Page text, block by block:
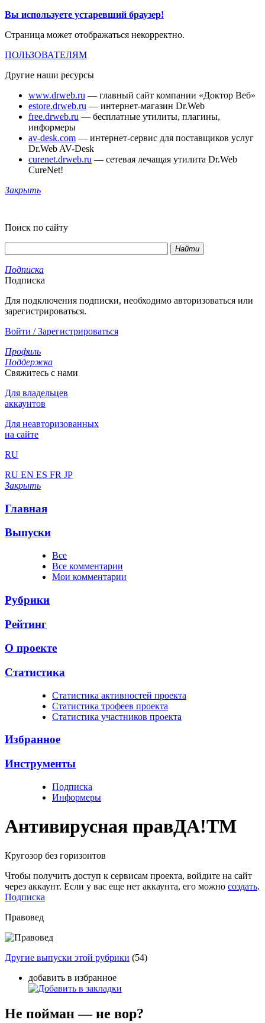
Вы используете устаревший браузер!
Страница может отображаться некорректно.
ПОЛЬЗОВАТЕЛЯМ
Другие наши ресурсы
www.drweb.ru — главный сайт компании «Доктор Веб»
estore.drweb.ru — интернет-магазин Dr.Web
free.drweb.ru — бесплатные утилиты, плагины,
информеры
av-desk.com — интернет-сервис для поставщиков услуг
Dr.Web AV-Desk
curenet.drweb.ru — сетевая лечащая утилита Dr.Web
CureNet!
Закрыть
Поиск по сайту
Найти
Подписка
Подписка
Для подключения подписки, необходимо авторизоваться или
зарегистрироваться.
Войти / Зарегистрироваться
Профиль
Поддержка
Свяжитесь с нами
Для владельцев
аккаунтов
Для неавторизованных
на сайте
RU
RU EN ES FR JP
Закрыть
Главная
Выпуски
Все
Все комментарии
Мои комментарии
Рубрики
Рейтинг
О проекте
Статистика
Cтатистика активностей проекта
Cтатистика трофеев проекта
Cтатистика участников проекта
Избранное
Инструменты
Подписка
Информеры
Антивирусная правДА!TM
Кругозор без горизонтов
Чтобы получить доступ к сервисам проекта, войдите на сайт
через аккаунт. Если у вас еще нет аккаунта, его можно создать.
Подписка
Правовед
Другие выпуски этой рубрики (54)
добавить в избранное
Не пойман — не вор?